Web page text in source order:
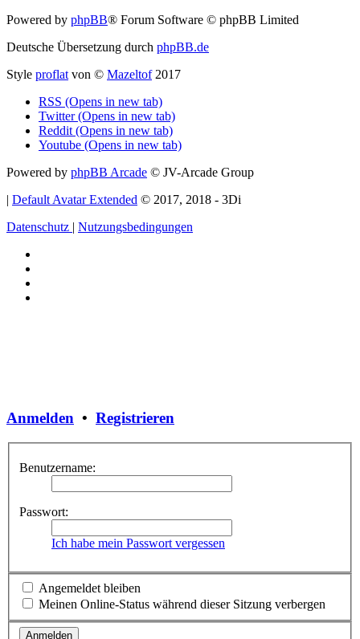
Powered by phpBB® Forum Software © phpBB Limited
Deutsche Übersetzung durch phpBB.de
Style proflat von © Mazeltof2017
RSS (Opens in new tab)
Twitter (Opens in new tab)
Reddit (Opens in new tab)
Youtube (Opens in new tab)
Powered by phpBB Arcade © JV-Arcade Group
| Default Avatar Extended © 2017, 2018 - 3Di
Datenschutz | Nutzungsbedingungen
Anmelden • Registrieren
Benutzername:
Passwort:
Ich habe mein Passwort vergessen
Angemeldet bleiben
Meinen Online-Status während dieser Sitzung verbergen